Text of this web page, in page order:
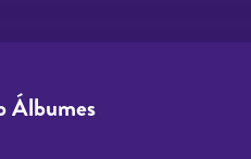
Álbumes